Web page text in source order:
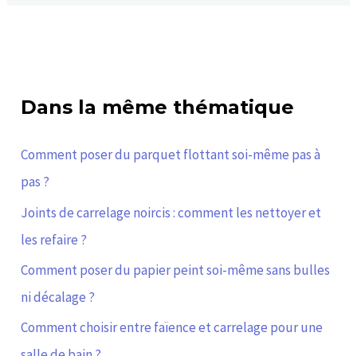
Dans la même thématique
Comment poser du parquet flottant soi-même pas à
pas ?
Joints de carrelage noircis : comment les nettoyer et
les refaire ?
Comment poser du papier peint soi-même sans bulles
ni décalage ?
Comment choisir entre faïence et carrelage pour une